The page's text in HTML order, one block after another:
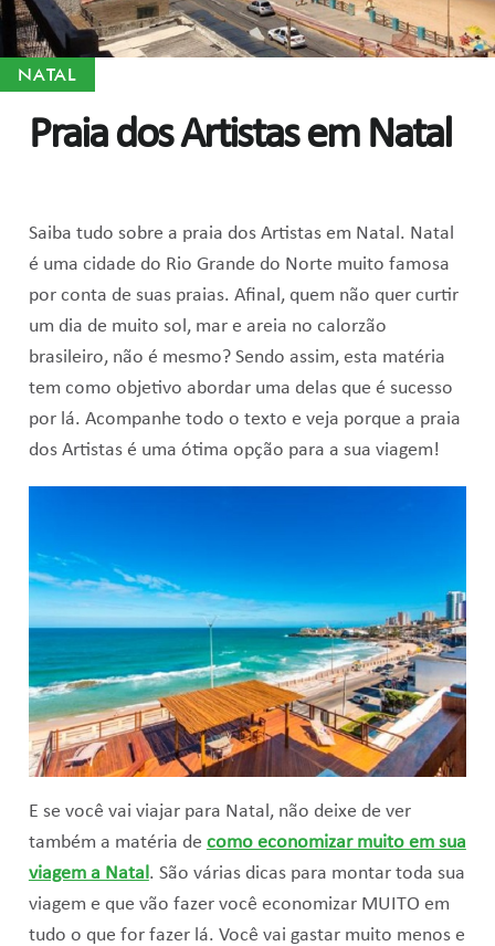
NATAL
Praia dos Artistas em Natal
Saiba tudo sobre a praia dos Artistas em Natal. Natal
é uma cidade do Rio Grande do Norte muito famosa
por conta de suas praias. Afinal, quem não quer curtir
um dia de muito sol, mar e areia no calorzão
brasileiro, não é mesmo? Sendo assim, esta matéria
tem como objetivo abordar uma delas que é sucesso
por lá. Acompanhe todo o texto e veja porque a praia
dos Artistas é uma ótima opção para a sua viagem!
E se você vai viajar para Natal, não deixe de ver
também a matéria de como economizar muito em sua
viagem a Natal. São várias dicas para montar toda sua
viagem e que vão fazer você economizar MUITO em
tudo o que for fazer lá. Você vai gastar muito menos e